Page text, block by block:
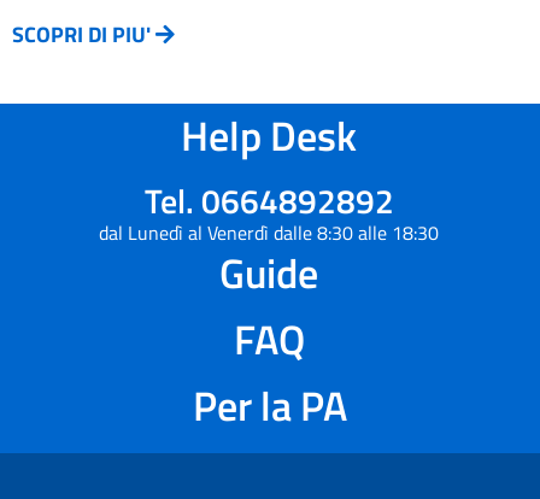
SCOPRI DI PIU'
Help Desk
Tel. 0664892892
dal Lunedì al Venerdì dalle 8:30 alle 18:30
Guide
FAQ
Per la PA